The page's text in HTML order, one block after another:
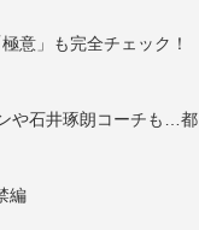
意」も完全チェック！
や石井琢朗コーチも…都
編